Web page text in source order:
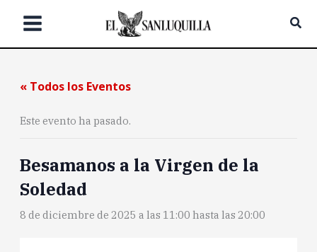
« Todos los Eventos
Este evento ha pasado.
Besamanos a la Virgen de la
Soledad
8 de diciembre de 2025 a las 11:00 hasta las 20:00